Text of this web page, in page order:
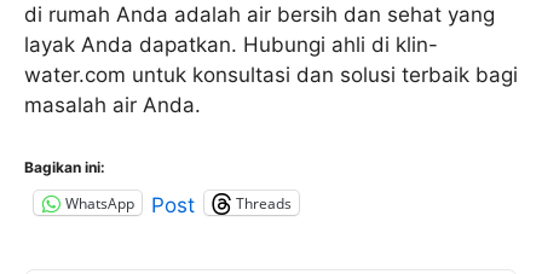
di rumah Anda adalah air bersih dan sehat yang
layak Anda dapatkan. Hubungi ahli di klin-
water.com untuk konsultasi dan solusi terbaik bagi
masalah air Anda.
Bagikan ini:
WhatsApp Post Threads